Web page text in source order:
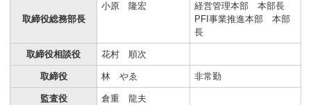
取締役総務部長
小原 隆宏
経営管理本部 本部長
PFI事業推進本部 本部
長
取締役相談役 花村 順次
取締役 林 やゑ 非常勤
監査役 倉重 龍夫